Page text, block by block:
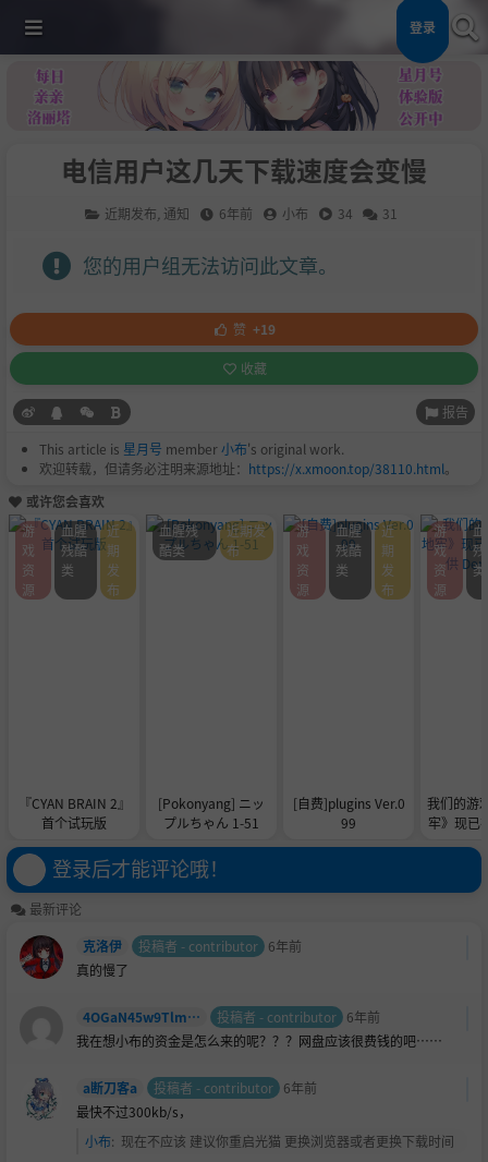
登录
电信用户这几天下载速度会变慢
近期发布 通知 6年前 小布 34 31
您的用户组无法访问此文章。
赞 +19
收藏
报告
This article is 星月号 member小布's original work.
欢迎转载，但请务必注明来源地址： https://x.xmoon.top/38110.html。
或许您会喜欢
『CYAN BRAIN 2』
首个试玩版
游
戏
资
源
血腥
残酷
类
近
期
发
布
[Pokonyang] ニッ
プルちゃん 1-51
血腥残
酷类
近期发
布
[自费]plugins Ver.0
99
游
戏
资
源
血腥
残酷
类
近
期
发
布
我们的游
牢》现已
游
戏
资
源
类
登录后才能评论哦！
最新评论
克洛伊
投稿者 - contributor 6年前
真的慢了
4OGaN45w9TlmSZdrSP1JRRCQsnFNwAmx 投稿者 - contributor 6年前
我在想小布的资金是怎么来的呢？？？网盘应该很费钱的吧……
a断刀客a 投稿者 - contributor 6年前
最快不过300kb/s，
小布: 现在不应该 建议你重启光猫 更换浏览器或者更换下载时间